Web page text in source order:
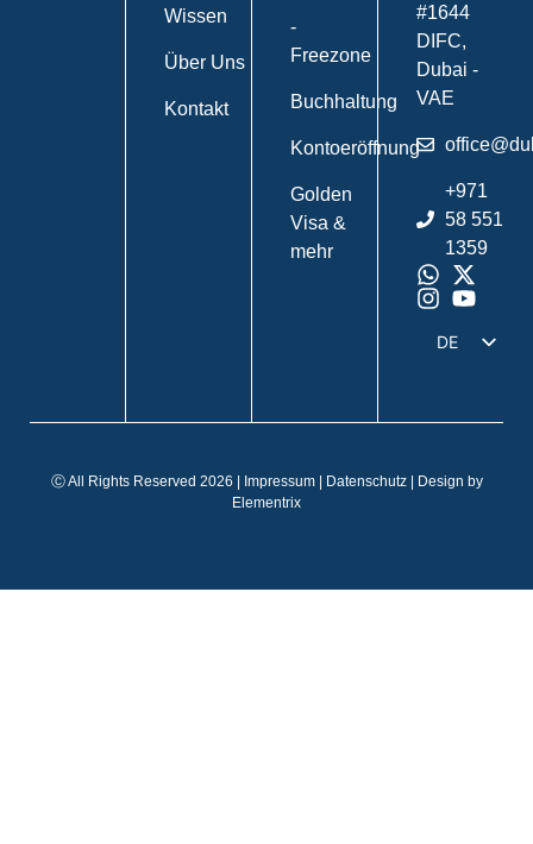
Wissen
Über Uns
Kontakt
-
Freezone
Buchhaltung
Kontoeröffnung
Golden
Visa &
mehr
#1644
DIFC,
Dubai -
VAE
+971
58 551
1359
DE
IT
Ⓒ All Rights Reserved 2026 | Impressum| Datenschutz| Design by
Elementrix